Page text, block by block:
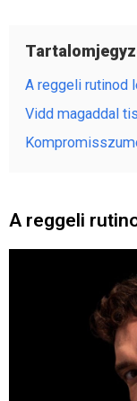
A reggeli rutinod
Vidd magaddal
A reggeli